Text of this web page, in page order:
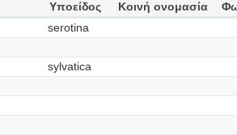
Υποείδος Κοινή ονομασία
serotina
sylvatica